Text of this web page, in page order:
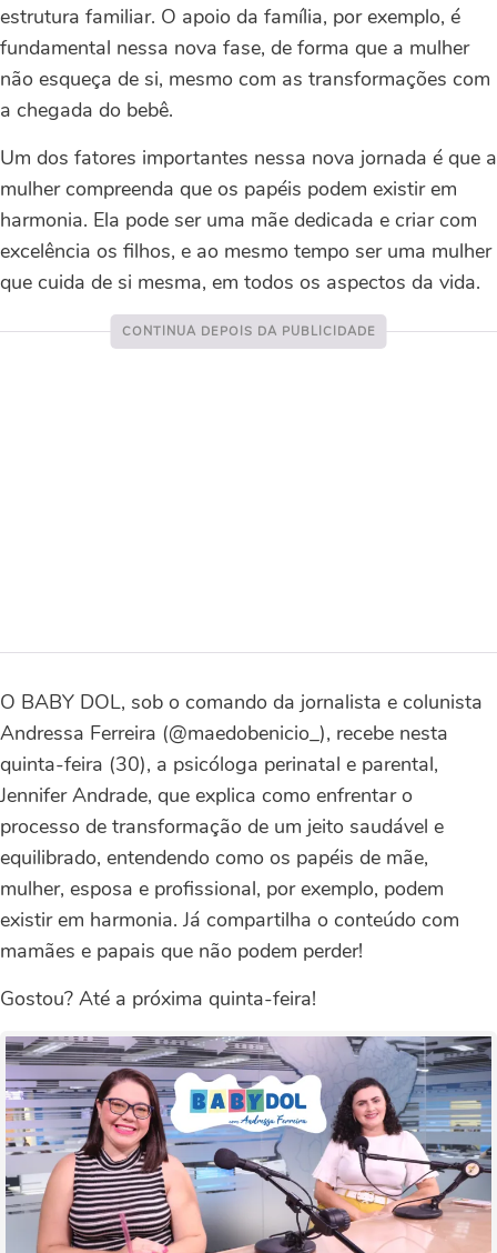
estrutura familiar. O apoio da família, por exemplo, é
fundamental nessa nova fase, de forma que a mulher
não esqueça de si, mesmo com as transformações com
a chegada do bebê.
Um dos fatores importantes nessa nova jornada é que a
mulher compreenda que os papéis podem existir em
harmonia. Ela pode ser uma mãe dedicada e criar com
excelência os filhos, e ao mesmo tempo ser uma mulher
que cuida de si mesma, em todos os aspectos da vida.
O BABY DOL, sob o comando da jornalista e colunista
Andressa Ferreira (@maedobenicio_), recebe nesta
quinta-feira (30), a psicóloga perinatal e parental,
Jennifer Andrade, que explica como enfrentar o
processo de transformação de um jeito saudável e
equilibrado, entendendo como os papéis de mãe,
mulher, esposa e profissional, por exemplo, podem
existir em harmonia. Já compartilha o conteúdo com
mamães e papais que não podem perder!
Gostou? Até a próxima quinta-feira!